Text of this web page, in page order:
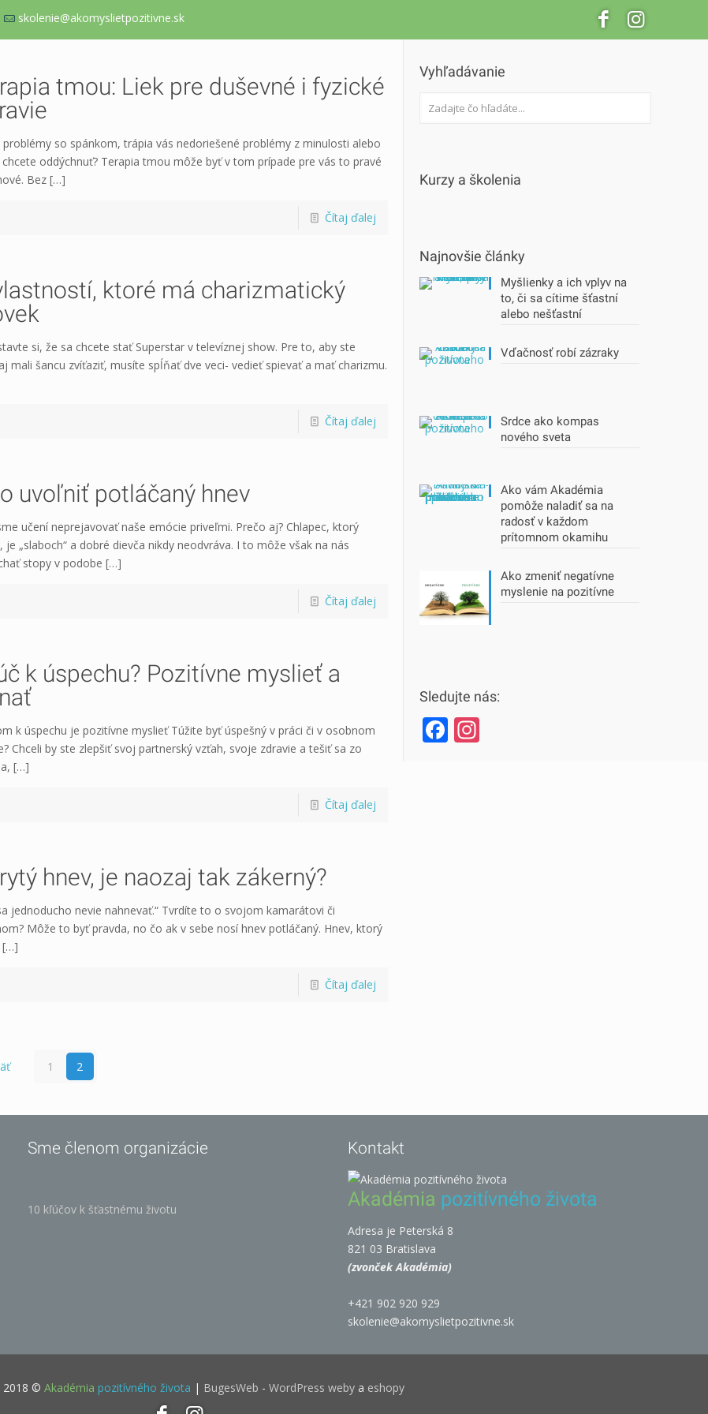
skolenie@akomyslietpozitivne.sk
tmou: Liek pre duševné i fyzické
problémy so spánkom, trápia vás nedoriešené problémy z minulosti alebo
chcete oddýchnuť? Terapia tmou môže byť v tom prípade pre vás to pravé
Bez[…]
Čítaj ďalej
ktoré má charizmatický
si, že sa chcete stať Superstar v televíznej show. Pre to, aby ste
mali šancu zvíťaziť, musíte spĺňať dve veci- vedieť spievať a mať charizmu.
Čítaj ďalej
uvoľniť potláčaný hnev
učení neprejavovať naše emócie priveľmi. Prečo aj? Chlapec, ktorý
je „slaboch“ a dobré dievča nikdy neodvráva. I to môže však na nás
stopy v podobe […]
Čítaj ďalej
k úspechu? Pozitívne myslieť a
k úspechu je pozitívne myslieť Túžite byť úspešný v práci či v osobnom
Chceli by ste zlepšiť svoj partnerský vzťah, svoje zdravie a tešiť sa zo
[…]
Čítaj ďalej
hnev, je naozaj tak zákerný?
jednoducho nevie nahnevať.“ Tvrdíte to o svojom kamarátovi či
Môže to byť pravda, no čo ak v sebe nosí hnev potláčaný. Hnev, ktorý
[…]
Čítaj ďalej
1 2
Vyhľadávanie
Kurzy a školenia
Najnovšie články
Myšlienky a ich vplyv na
to, či sa cítime šťastní
alebo nešťastní
Vďačnosť robí zázraky
Srdce ako kompas
nového sveta
Ako vám Akadémia
pomôže naladiť sa na
radosť v každom
prítomnom okamihu
Ako zmeniť negatívne
myslenie na pozitívne
Sledujte nás:
Facebook
Sme členom organizácie
10 kľúčov k šťastnému životu
Kontakt
Akadémia pozitívného života
Adresa je Peterská 8
821 03 Bratislava
(zvonček Akadémia)
+421 902 920 929
skolenie@akomyslietpozitivne.sk
2018 ©Akadémia pozitívného života | BugesWeb -WordPress weby a eshopy